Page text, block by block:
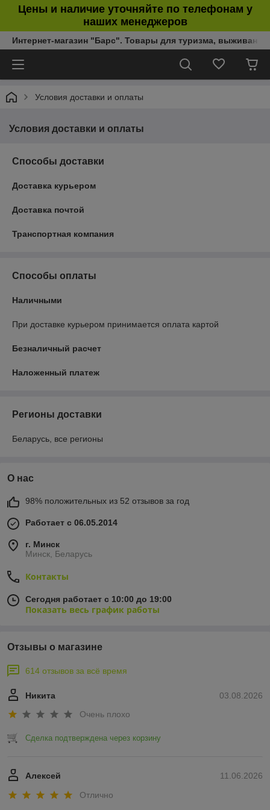
Цены и наличие уточняйте по телефонам у
наших менеджеров
Интернет-магазин "Барс". Товары для туризма,
Условия доставки и оплаты
Условия доставки и оплаты
Способы доставки
Доставка курьером
Доставка почтой
Транспортная компания
Способы оплаты
Наличными
При доставке курьером принимается оплата картой
Безналичный расчет
Наложенный платеж
Регионы доставки
Беларусь, все регионы
О нас
98% положительных из 52 отзывов за год
Работает с 06.05.2014
г. Минск
Минск, Беларусь
Контакты
Сегодня работает с 10:00 до 19:00
Показать весь график работы
Отзывы о магазине
614 отзывов за всё время
03.08.2026
Никита
Очень плохо
Сделка подтверждена через корзину
11.06.2026
Алексей
Отлично